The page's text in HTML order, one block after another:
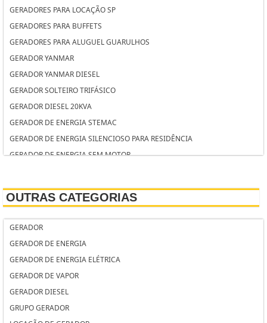
GERADORES PARA LOCAÇÃO SP
GERADORES PARA BUFFETS
GERADORES PARA ALUGUEL GUARULHOS
GERADOR YANMAR
GERADOR YANMAR DIESEL
GERADOR SOLTEIRO TRIFÁSICO
GERADOR DIESEL 20KVA
GERADOR DE ENERGIA STEMAC
GERADOR DE ENERGIA SILENCIOSO PARA RESIDÊNCIA
GERADOR DE ENERGIA SEM MOTOR
GERADOR DE ENERGIA RESIDENCIAL SILENCIOSO
GERADOR DE ENERGIA RESIDENCIAL AUTOMÁTICO
GERADOR DE ENERGIA RESIDENCIAL A DIESEL
OUTRAS CATEGORIAS
GERADOR
GERADOR DE ENERGIA
GERADOR DE ENERGIA ELÉTRICA
GERADOR DE VAPOR
GERADOR DIESEL
GRUPO GERADOR